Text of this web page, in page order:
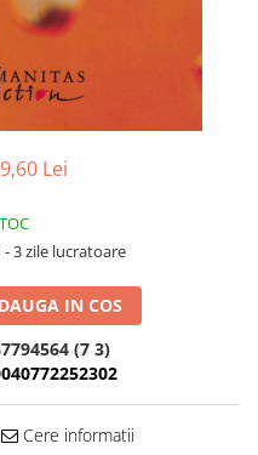
Lei
- 3 zile lucratoare
IN COS
(7 3)
Cere informatii